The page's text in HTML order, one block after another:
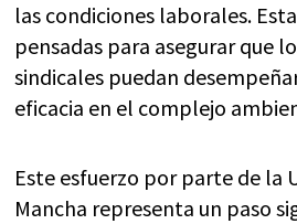
las condiciones laborales.
pensadas para asegurar que
sindicales puedan
eficacia en el complejo
Este esfuerzo por parte de la
Mancha representa un paso